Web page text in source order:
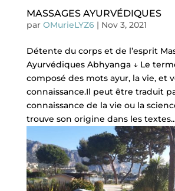
MASSAGES AYURVÉDIQUES
par OMurieLYZ6| Nov 3, 2021
Détente du corps et de l’esprit
Ayurvédiques Abhyanga ↓ Le
composé des mots ayur, la vie, et
connaissance.Il peut être traduit
connaissance de la vie ou la
trouve son origine dans les